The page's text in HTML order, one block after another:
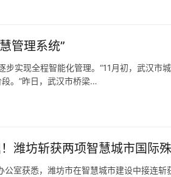
管理系统”
步实现全程智能化管理。“11月初，武汉市
。”昨日，武汉市桥梁…
潍坊斩获两项智慧城市国际
公室获悉，潍坊市在智慧城市建设中接连